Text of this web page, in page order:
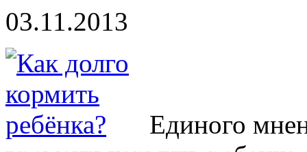
03.11.2013
Единого